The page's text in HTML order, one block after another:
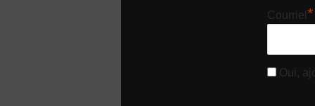
Courriel *
Oui,